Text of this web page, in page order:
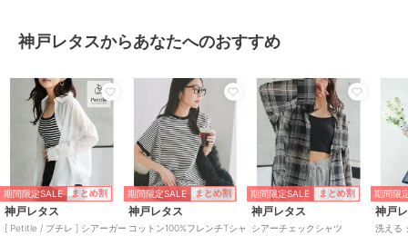
ドカラー オフホワイト、ボリュー
ー、ボリューミーバンドカラー グ
リーン
サイズ フリー
素材
ポリエステル80% 綿20%
商品のお取り扱い方法
特徴
トップス
綿・コットン素材/ポリエステル
神戸レタスからあなたへのおすすめ
期間限定SALE まとめ割
神戸レタス
[ Petitle / プチレ ] シアーガー
期間限定SALE まとめ割
神戸レタス
コットン100%フレンチTシャ
期間限定SALE まとめ割
神戸レタス
シアーチェックシャツ
期間限
神戸
洗える